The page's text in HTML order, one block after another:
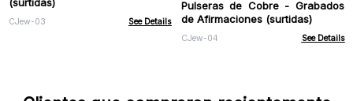
(surtidas)
CJew-03 See Details
Pulseras de Cobre - Grabados
de Afirmaciones (surtidas)
CJew-04 See Details